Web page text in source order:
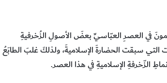
في العصرِ العبّاسيِّ بعضَ الأصولِ الزُخرفيةِ
التي سبقت الحضارةَ الإسلاميةَ، ولذلكَ غلبَ الطابَعُ
الزّخرفةِ الإسلاميةِ في هذا العصر.